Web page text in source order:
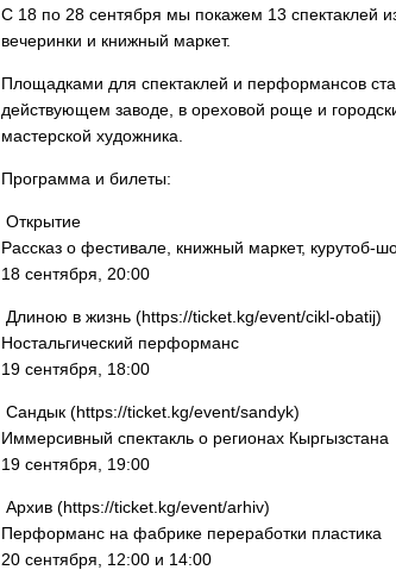
С 18 по 28 сентября мы покажем 13 спектаклей
вечеринки и книжный маркет.
Площадками для спектаклей и перформансов
действующем заводе, в ореховой роще и
мастерской художника.
Программа и билеты:
Открытие
Рассказ о фестивале, книжный маркет, курутоб-
18 сентября, 20:00
Длиною в жизнь (https://ticket.kg/event/cikl-obatij)
Ностальгический перформанс
19 сентября, 18:00
Сандык (https://ticket.kg/event/sandyk)
Иммерсивный спектакль о регионах Кыргызстана
19 сентября, 19:00
Архив (https://ticket.kg/event/arhiv)
Перформанс на фабрике переработки пластика
20 сентября, 12:00 и 14:00